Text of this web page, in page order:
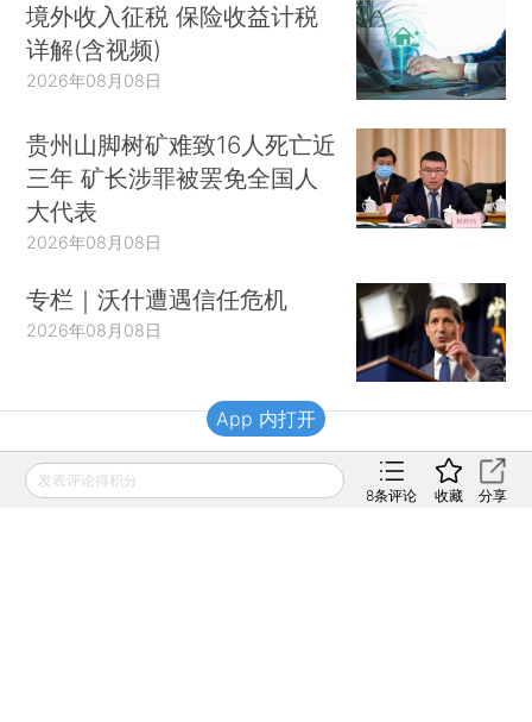
境外收入征税 保险收益计税
详解(含视频)
2026年08月08日
贵州山脚树矿难致16人死亡近
三年 矿长涉罪被罢免全国人
大代表
2026年08月08日
专栏｜沃什遭遇信任危机
2026年08月08日
财新移动
发表评论得积分
8条评论 收藏 分享
App 内打开